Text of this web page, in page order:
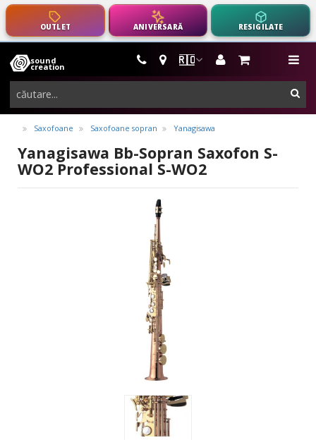
OUTLET ANIVERSARĂ RESIGILATE
🇷🇴
sound
creation
instrumente
muzicale,
echipamente
pro-
audio
Saxofoane Saxofoane sopran Yanagisawa
Yanagisawa Bb-Sopran Saxofon S-
WO2 Professional S-WO2